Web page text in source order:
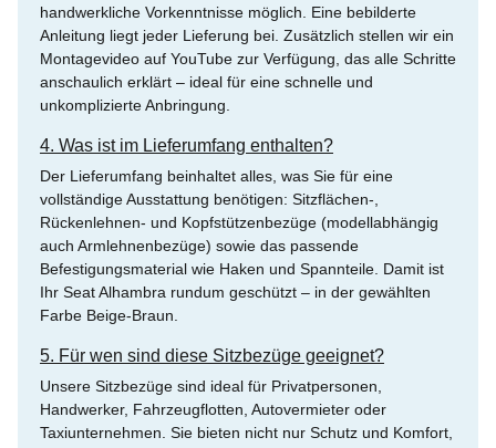
handwerkliche Vorkenntnisse möglich. Eine bebilderte
Anleitung liegt jeder Lieferung bei. Zusätzlich stellen wir ein
Montagevideo auf YouTube zur Verfügung, das alle Schritte
anschaulich erklärt – ideal für eine schnelle und
unkomplizierte Anbringung.
4. Was ist im Lieferumfang enthalten?
Der Lieferumfang beinhaltet alles, was Sie für eine
vollständige Ausstattung benötigen: Sitzflächen-,
Rückenlehnen- und Kopfstützenbezüge (modellabhängig
auch Armlehnenbezüge) sowie das passende
Befestigungsmaterial wie Haken und Spannteile. Damit ist
Ihr Seat Alhambra rundum geschützt – in der gewählten
Farbe Beige-Braun.
5. Für wen sind diese Sitzbezüge geeignet?
Unsere Sitzbezüge sind ideal für Privatpersonen,
Handwerker, Fahrzeugflotten, Autovermieter oder
Taxiunternehmen. Sie bieten nicht nur Schutz und Komfort,